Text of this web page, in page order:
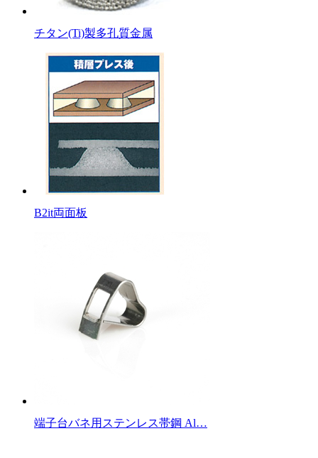
チタン(Ti)製多孔質金属
B2it両面板
端子台バネ用ステンレス帯鋼 Al…